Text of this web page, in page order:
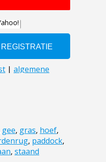
gee, gras, hoef,
, paddock,
, staand